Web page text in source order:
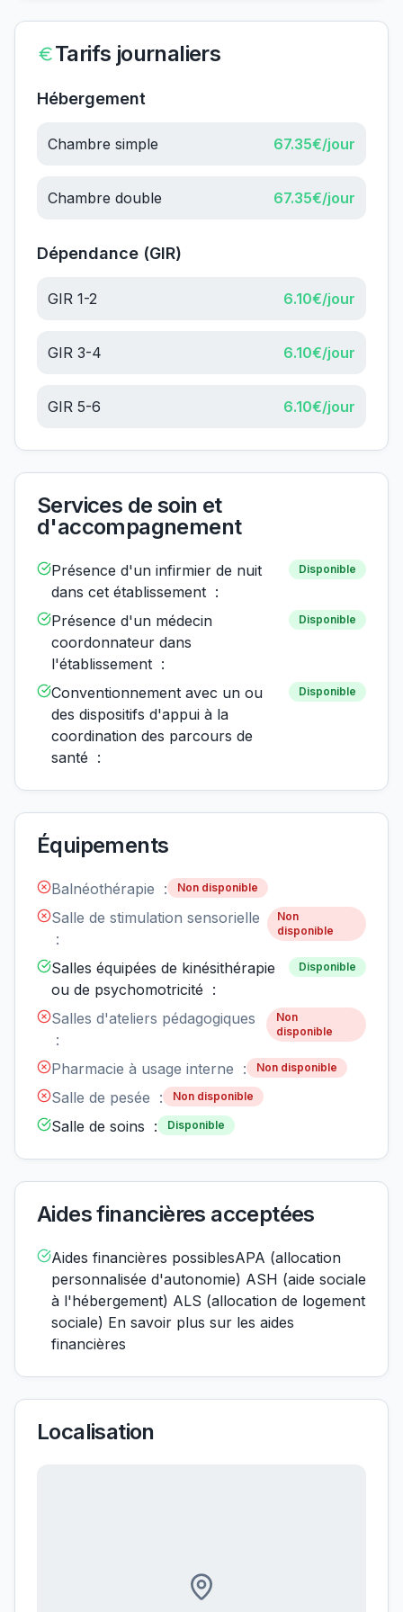
Tarifs journaliers
Hébergement
Chambre simple 67.35€/jour
Chambre double 67.35€/jour
Dépendance (GIR)
GIR 1-2 6.10€/jour
GIR 3-4 6.10€/jour
GIR 5-6 6.10€/jour
Services de soin et
d'accompagnement
Présence d'un infirmier de nuit
dans cet établissement :
Disponible
Présence d'un médecin
coordonnateur dans
l'établissement :
Disponible
Conventionnement avec un ou
des dispositifs d'appui à la
coordination des parcours de
santé :
Disponible
Équipements
Balnéothérapie : Non disponible
Salle de stimulation sensorielle
:
Non
disponible
Salles équipées de kinésithérapie
ou de psychomotricité :
Disponible
Salles d'ateliers pédagogiques
:
Non
disponible
Pharmacie à usage interne : Non disponible
Salle de pesée : Non disponible
Salle de soins : Disponible
Aides financières acceptées
Aides financières possiblesAPA (allocation
personnalisée d'autonomie) ASH (aide sociale
à l'hébergement) ALS (allocation de logement
sociale) En savoir plus sur les aides
financières
Localisation